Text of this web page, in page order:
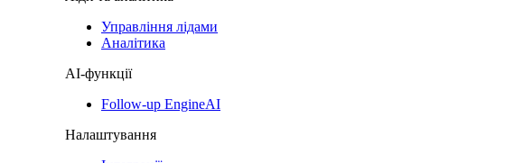
Управління лідами
Аналітика
AI-функції
Follow-up EngineAI
Налаштування